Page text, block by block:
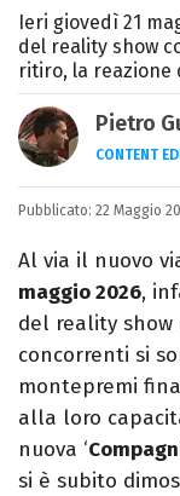
Ieri giovedì 21
del reality show
ritiro, la reazione
Pietro
CONTENT
Laurea
Pixar).
Pubblicato: 22 Maggio
Al via il nuovo
maggio 2026,
del reality
concorrenti si
montepremi
alla loro
nuova ‘
si è subito